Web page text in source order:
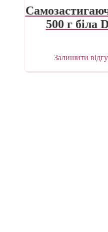
500 г біла
Залишити